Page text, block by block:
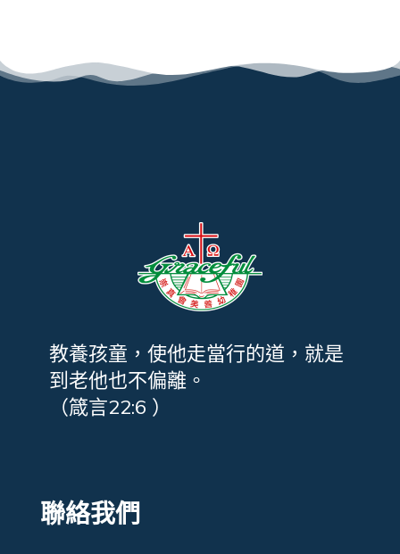
教養孩童，使他走當行的道，就是
到老他也不偏離。
（箴言22:6 ）
聯絡我們